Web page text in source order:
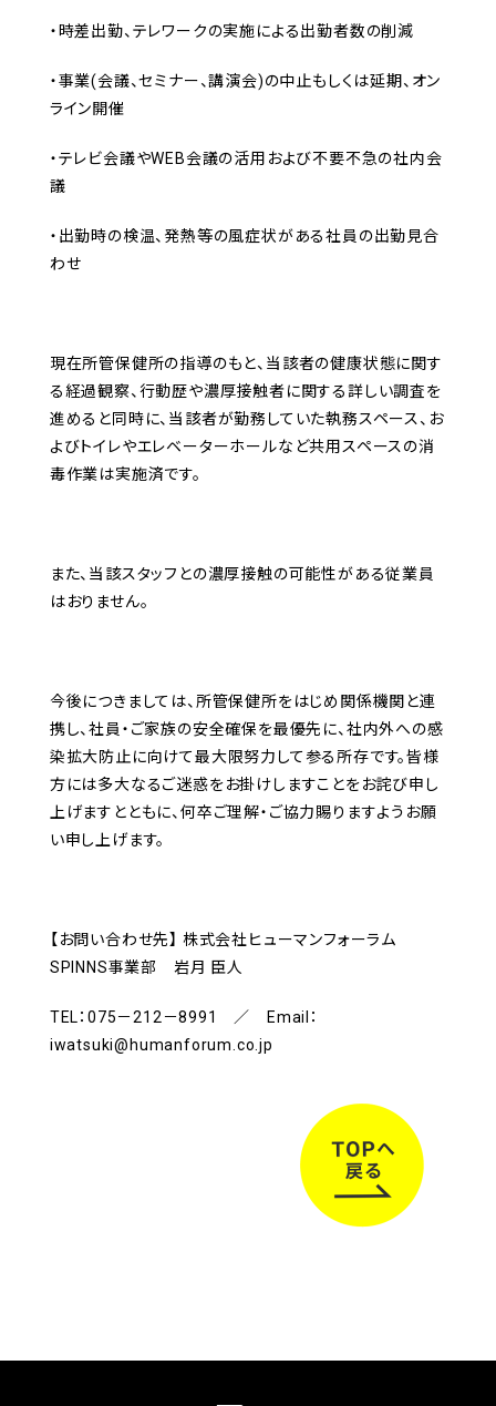
・時差出勤、テレワークの実施による出勤者数の削減
・事業(会議、セミナー、講演会)の中止もしくは延期、オン
ライン開催
・テレビ会議やWEB会議の活用および不要不急の社内会
議
・出勤時の検温、発熱等の風症状がある社員の出勤見合
わせ
現在所管保健所の指導のもと、当該者の健康状態に関す
る経過観察、行動歴や濃厚接触者に関する詳しい調査を
進めると同時に、当該者が勤務していた執務スペース、お
よびトイレやエレベーターホールなど共用スペースの消
毒作業は実施済です。
また、当該スタッフとの濃厚接触の可能性がある従業員
はおりません。
今後につきましては、所管保健所をはじめ関係機関と連
携し、社員・ご家族の安全確保を最優先に、社内外への感
染拡大防止に向けて最大限努力して参る所存です。皆様
方には多大なるご迷惑をお掛けしますことをお詫び申し
上げますとともに、何卒ご理解・ご協力賜りますようお願
い申し上げます。
【お問い合わせ先】 株式会社ヒューマンフォーラム
SPINNS事業部 岩月 臣人
TEL：075－212－8991 ／ Email：
iwatsuki@humanforum.co.jp